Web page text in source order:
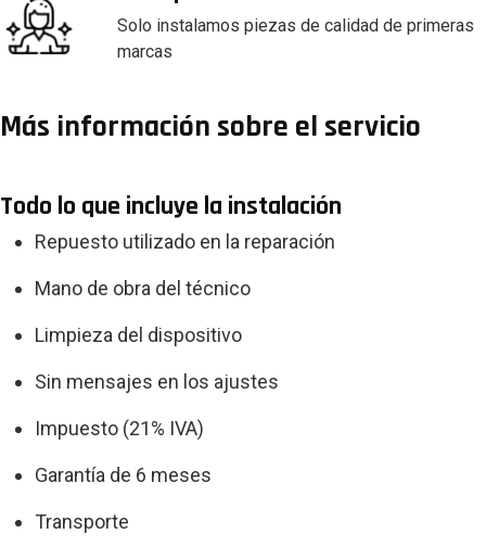
Solo instalamos piezas de calidad de primeras
marcas
Más información sobre el servicio
Todo lo que incluye la instalación
Repuesto utilizado en la reparación
Mano de obra del técnico
Limpieza del dispositivo
Sin mensajes en los ajustes
Impuesto (21% IVA)
Garantía de 6 meses
Transporte